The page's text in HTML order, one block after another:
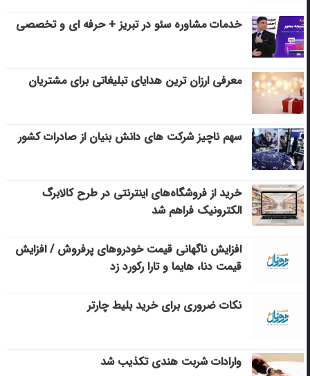
خدمات مشاوره سئو در تبریز + حرفه ای و تخصصی
معرفی ارزان ترین هدایای تبلیغاتی برای مشتریان
سهم ناچیز شرکت های دانش بنیان از صادرات کشور
خرید از فروشگاه‌های اینترنتی در طرح کالابرگ
الکترونیک فراهم شد
افزایش ناگهانی قیمت خودروهای پرفروش / افزایش
قیمت دنا، هایما و تارا رکورد زد
نکات ضروری برای خرید بلیط چارتر
وارادات شربت هندی تکذیب شد